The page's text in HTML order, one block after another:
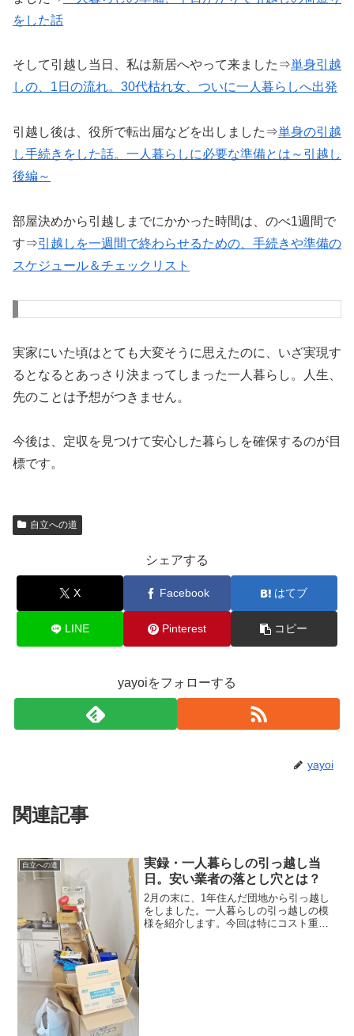
をした話
そして引越し当日、私は新居へやって来ました⇒単身引越
しの、1日の流れ。30代枯れ女、ついに一人暮らしへ出発
引越し後は、役所で転出届などを出しました⇒単身の引越
し手続きをした話。一人暮らしに必要な準備とは～引越し
後編～
部屋決めから引越しまでにかかった時間は、のべ1週間で
す⇒引越しを一週間で終わらせるための、手続きや準備の
スケジュール＆チェックリスト
実家にいた頃はとても大変そうに思えたのに、いざ実現す
るとなるとあっさり決まってしまった一人暮らし。人生、
先のことは予想がつきません。
今後は、定収を見つけて安心した暮らしを確保するのが目
標です。
自立への道
シェアする
X Facebook はてブ
LINE Pinterest コピー
yayoiをフォローする
yayoi
関連記事
自立への道
実録・一人暮らしの引っ越し当
日。安い業者の落とし穴とは？
2月の末に、1年住んだ団地から引っ越し
をしました。一人暮らしの引っ越しの模
様を紹介します。今回は特にコスト重視